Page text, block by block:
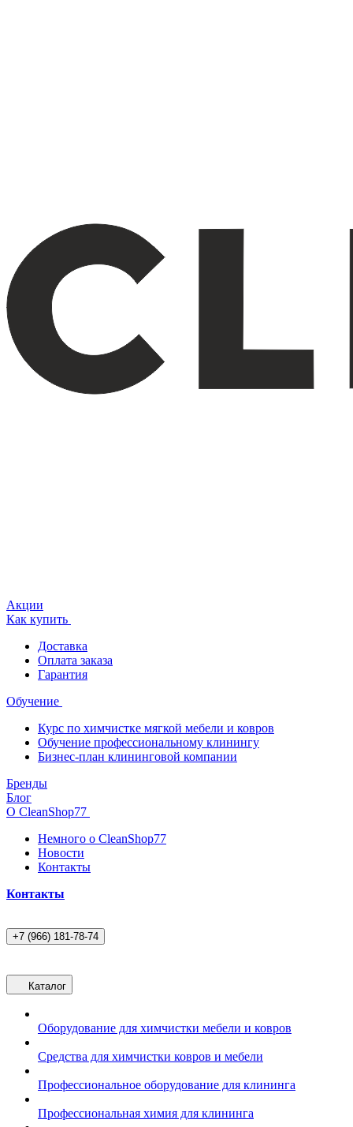
Акции
Как купить
Доставка
Оплата заказа
Гарантия
Обучение
Курс по химчистке мягкой мебели и ковров
Обучение профессиональному клинингу
Бизнес-план клининговой компании
Бренды
Блог
О CleanShop77
Немного о CleanShop77
Новости
Контакты
Контакты
+7 (966) 181-78-74
Каталог
Оборудование для химчистки мебели и ковров
Средства для химчистки ковров и мебели
Профессиональное оборудование для клининга
Профессиональная химия для клининга